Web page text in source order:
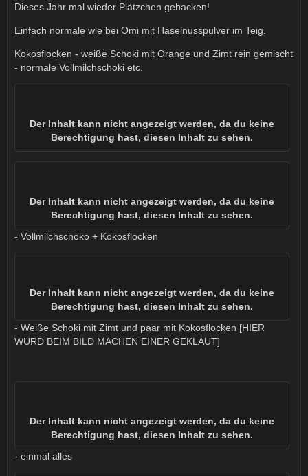
Dieses Jahr mal wieder Plätzchen gebacken!
Einfach normale wie bei Omi mit Haselnusspulver im Teig.
Kokosflocken - weiße Schoki mit Orange und Zimt rein gemischt
- normale Vollmilchschoki etc.
Der Inhalt kann nicht angezeigt werden, da du keine
Berechtigung hast, diesen Inhalt zu sehen.
Der Inhalt kann nicht angezeigt werden, da du keine
Berechtigung hast, diesen Inhalt zu sehen.
- Vollmilchschoko + Kokosflocken
Der Inhalt kann nicht angezeigt werden, da du keine
Berechtigung hast, diesen Inhalt zu sehen.
- Weiße Schoki mit Zimt und paar mit Kokosflocken [HIER
WURD BEIM BILD MACHEN EINER GEKLAUT]
Der Inhalt kann nicht angezeigt werden, da du keine
Berechtigung hast, diesen Inhalt zu sehen.
- einmal alles